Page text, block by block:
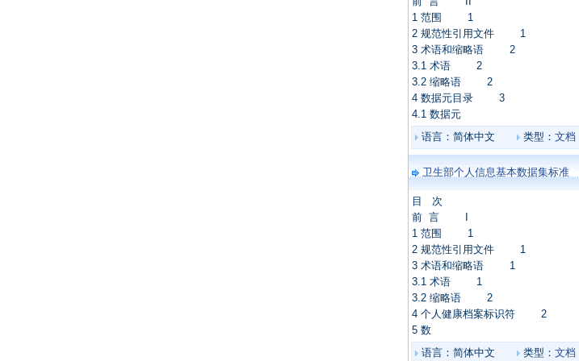
1 范围 1
2 规范性引用文件 1
3 术语和缩略语 2
3.1 术语 2
3.2 缩略语 2
4 数据元目录 3
4.1 数据元
语言：简体中文
类型： 文档
卫生部个人信息基本数据集标准
目 次
前 言 I
1 范围 1
2 规范性引用文件 1
3 术语和缩略语 1
3.1 术语 1
3.2 缩略语 2
4 个人健康档案标识符 2
5 数
语言：简体中文
类型： 文档